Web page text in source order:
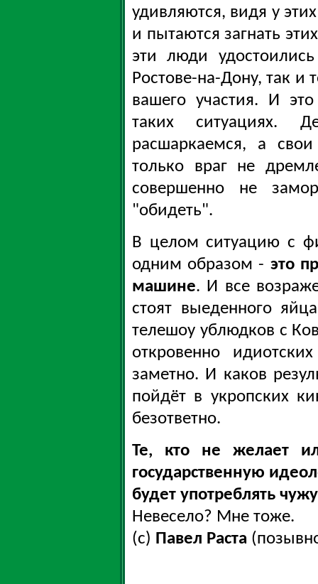
удивляются, видя у
и пытаются загнать
эти люди
Ростове-на-Дону, так и
вашего участия. И
таких ситуациях.
расшаркаемся, а
только враг не
совершенно не
"обидеть".
В целом ситуацию с
одним образом - это
машине. И все
стоят выеденного
телешоу ублюдков с
откровенно
заметно. И каков
пойдёт в укропских
безответно.
Те, кто не желает
государственную
будет употреблять
Невесело? Мне тоже.
(с) Павел Раста